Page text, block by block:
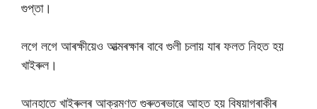
গুপ্তা।
লগে লগে আৰক্ষীয়েও আত্মৰক্ষাৰ বাবে গুলী চলায় যাৰ ফলত নিহত হয়
খাইৰুল।
আনহাতে খাইৰুলৰ আক্রমণত গুৰুতৰভাৱে আহত হয় বিষয়াগৰাকীৰ